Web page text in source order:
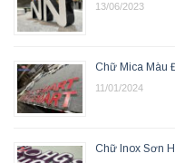
13/06/2023
Chữ Mica Màu
11/01/2024
Chữ Inox Sơn